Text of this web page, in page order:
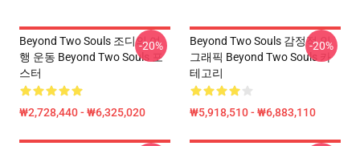
Beyond Two Souls 조디의 여
행 운동 Beyond Two Souls 포
스터
₩2,728,440 - ₩6,325,020
-20%
Beyond Two Souls 감정적 인
그래픽 Beyond Two Souls 카
테고리
₩5,918,510 - ₩6,883,110
-20%